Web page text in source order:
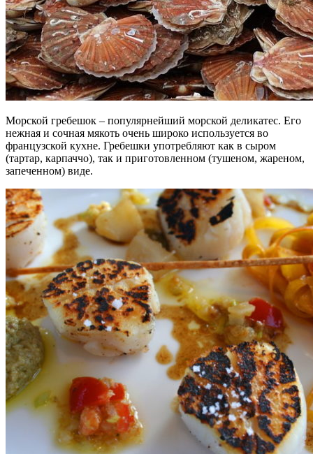
Морской гребешок – популярнейший морской деликатес. Его
нежная и сочная мякоть очень широко используется во
французской кухне. Гребешки употребляют как в сыром
(тартар, карпаччо), так и приготовленном (тушеном, жареном,
запеченном) виде.